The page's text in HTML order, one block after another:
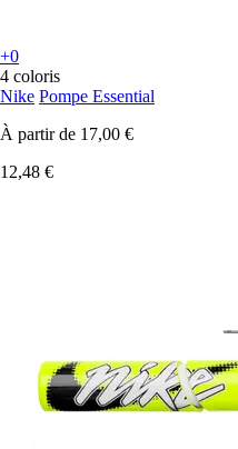
+0
4 coloris
Nike Pompe Essential
À partir de 17,00 €
12,48 €